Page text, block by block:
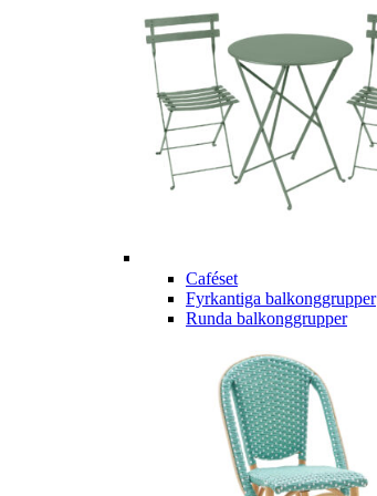
Caféset
Fyrkantiga balkonggrupper
Runda balkonggrupper